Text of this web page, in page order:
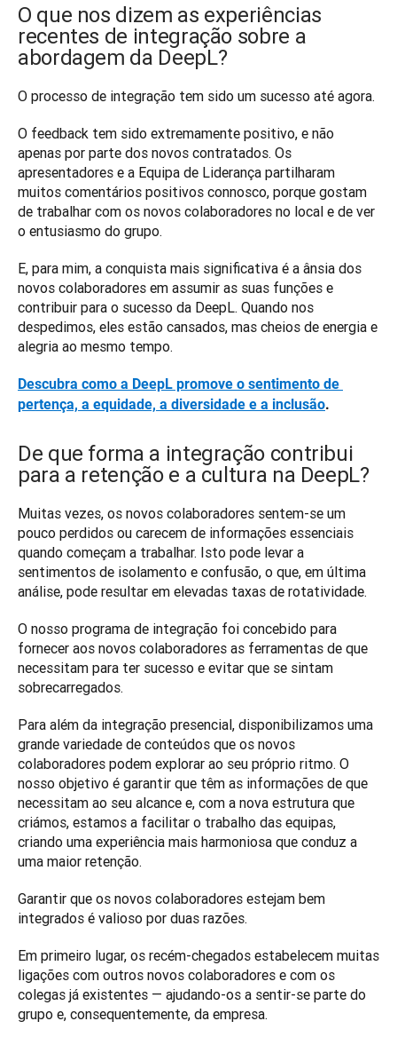
O que nos dizem as experiências
recentes de integração sobre a
abordagem da DeepL?
O processo de integração tem sido um sucesso até agora.
O feedback tem sido extremamente positivo, e não
apenas por parte dos novos contratados. Os
apresentadores e a Equipa de Liderança partilharam
muitos comentários positivos connosco, porque gostam
de trabalhar com os novos colaboradores no local e de ver
o entusiasmo do grupo.
E, para mim, a conquista mais significativa é a ânsia dos
novos colaboradores em assumir as suas funções e
contribuir para o sucesso da DeepL. Quando nos
despedimos, eles estão cansados, mas cheios de energia e
alegria ao mesmo tempo.
Descubra como a DeepL promove o sentimento de
pertença, a equidade, a diversidade e a inclusão.
De que forma a integração contribui
para a retenção e a cultura na DeepL?
Muitas vezes, os novos colaboradores sentem-se um
pouco perdidos ou carecem de informações essenciais
quando começam a trabalhar. Isto pode levar a
sentimentos de isolamento e confusão, o que, em última
análise, pode resultar em elevadas taxas de rotatividade.
O nosso programa de integração foi concebido para
fornecer aos novos colaboradores as ferramentas de que
necessitam para ter sucesso e evitar que se sintam
sobrecarregados.
Para além da integração presencial, disponibilizamos uma
grande variedade de conteúdos que os novos
colaboradores podem explorar ao seu próprio ritmo. O
nosso objetivo é garantir que têm as informações de que
necessitam ao seu alcance e, com a nova estrutura que
criámos, estamos a facilitar o trabalho das equipas,
criando uma experiência mais harmoniosa que conduz a
uma maior retenção.
Garantir que os novos colaboradores estejam bem
integrados é valioso por duas razões.
Em primeiro lugar, os recém-chegados estabelecem muitas
ligações com outros novos colaboradores e com os
colegas já existentes — ajudando-os a sentir-se parte do
grupo e, consequentemente, da empresa.